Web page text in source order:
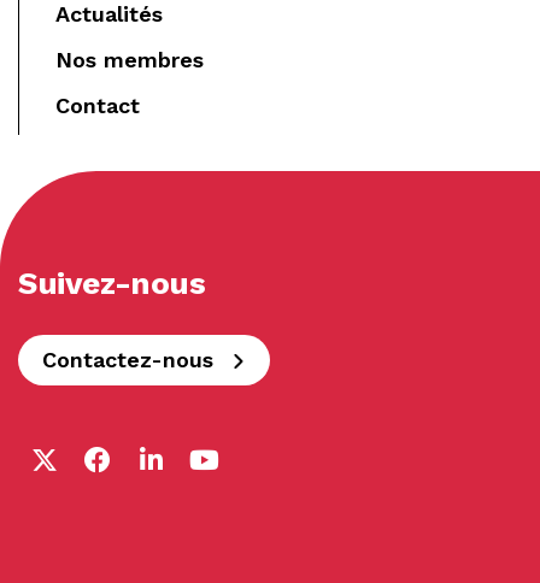
Actualités
Nos membres
Contact
Suivez-nous
Contactez-nous